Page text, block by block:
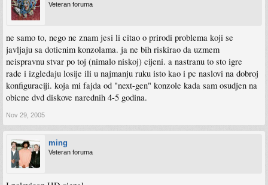
Veteran foruma
ne samo to, nego ne znam jesi li citao o prirodi problema koji se
javljaju sa doticnim konzolama. ja ne bih riskirao da uzmem
neispravnu stvar po toj (nimalo niskoj) cijeni. a nastranu to sto igre
rade i izgledaju losije ili u najmanju ruku isto kao i pc naslovi na dobroj
konfiguraciji. koja mi fajda od "next-gen" konzole kada sam osudjen na
obicne dvd diskove narednih 4-5 godina.
Nov 29, 2005
ming
Veteran foruma